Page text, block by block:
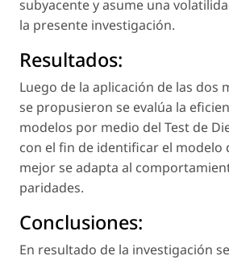
subyacente y asume una
la presente investigación.
Resultados:
Luego de la aplicación de las dos
se propusieron se evalúa la
modelos por medio del Test de
con el fin de identificar el modelo
mejor se adapta al
paridades.
Conclusiones:
En resultado de la investigación